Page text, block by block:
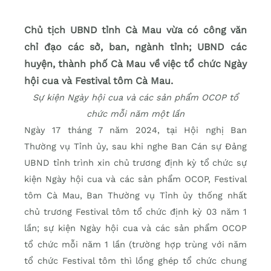
Chủ tịch UBND tỉnh Cà Mau vừa có công văn
chỉ đạo các sở, ban, ngành tỉnh; UBND các
huyện, thành phố Cà Mau về việc tổ chức Ngày
hội cua và Festival tôm Cà Mau.
Sự kiện Ngày hội cua và các sản phẩm OCOP tổ
chức mỗi năm một lần
Ngày 17 tháng 7 năm 2024, tại Hội nghị Ban
Thường vụ Tỉnh ủy, sau khi nghe Ban Cán sự Đảng
UBND tỉnh trình xin chủ trương định kỳ tổ chức sự
kiện Ngày hội cua và các sản phẩm OCOP, Festival
tôm Cà Mau, Ban Thường vụ Tỉnh ủy thống nhất
chủ trương Festival tôm tổ chức định kỳ 03 năm 1
lần; sự kiện Ngày hội cua và các sản phẩm OCOP
tổ chức mỗi năm 1 lần (trường hợp trùng với năm
tổ chức Festival tôm thì lồng ghép tổ chức chung